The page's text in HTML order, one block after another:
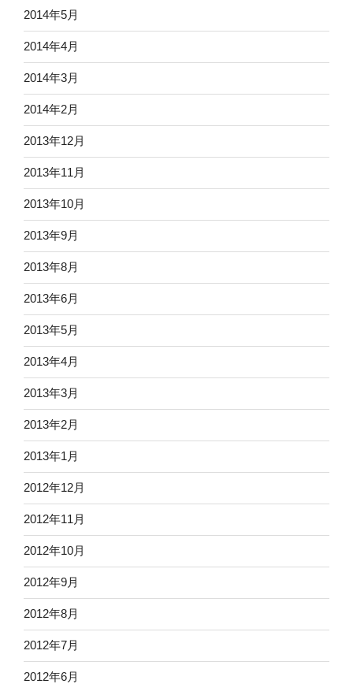
2014年5月
2014年4月
2014年3月
2014年2月
2013年12月
2013年11月
2013年10月
2013年9月
2013年8月
2013年6月
2013年5月
2013年4月
2013年3月
2013年2月
2013年1月
2012年12月
2012年11月
2012年10月
2012年9月
2012年8月
2012年7月
2012年6月